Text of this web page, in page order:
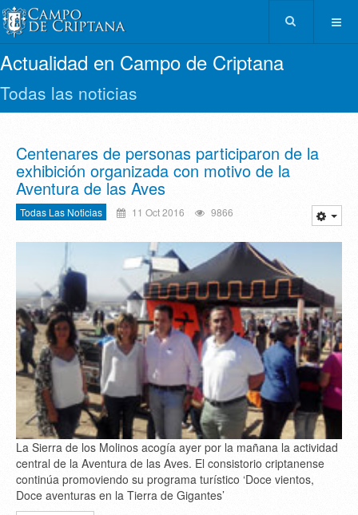
Actualidad en Campo de Criptana
Todas las noticias
Centenares de personas participaron de la
exhibición organizada con motivo de la
Aventura de las Aves
Todas Las Noticias 11 Oct 2016 9866
La Sierra de los Molinos acogía ayer por la mañana la actividad
central de la Aventura de las Aves. El consistorio criptanense
continúa promoviendo su programa turístico ‘Doce vientos,
Doce aventuras en la Tierra de Gigantes’